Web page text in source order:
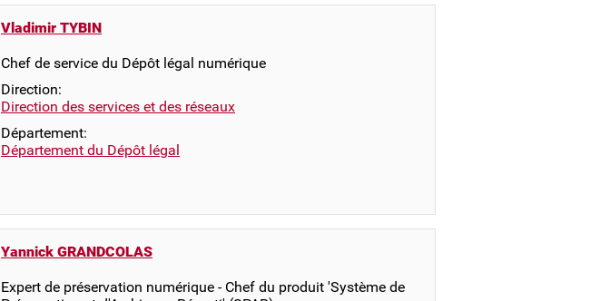
Vladimir TYBIN
Chef de service du Dépôt légal numérique
Direction:
Direction des services et des réseaux
Département:
Département du Dépôt légal
Yannick GRANDCOLAS
Expert de préservation numérique - Chef du produit 'Système de